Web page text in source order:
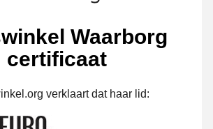
Waarborg
certificaat
verklaart dat haar lid: